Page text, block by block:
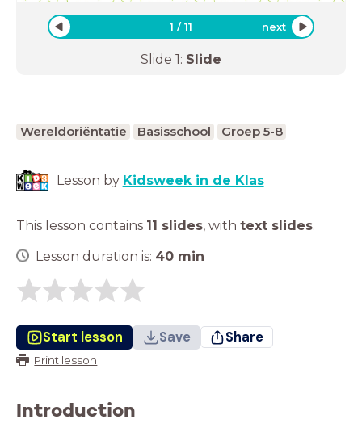
1 /11 next
Slide 1: Slide
Wereldoriëntatie Basisschool Groep 5-8
Lesson by Kidsweek in de Klas
This lesson contains 11 slides, with text slides.
Lesson duration is: 40 min
Start lesson Save Share
Print lesson
Introduction